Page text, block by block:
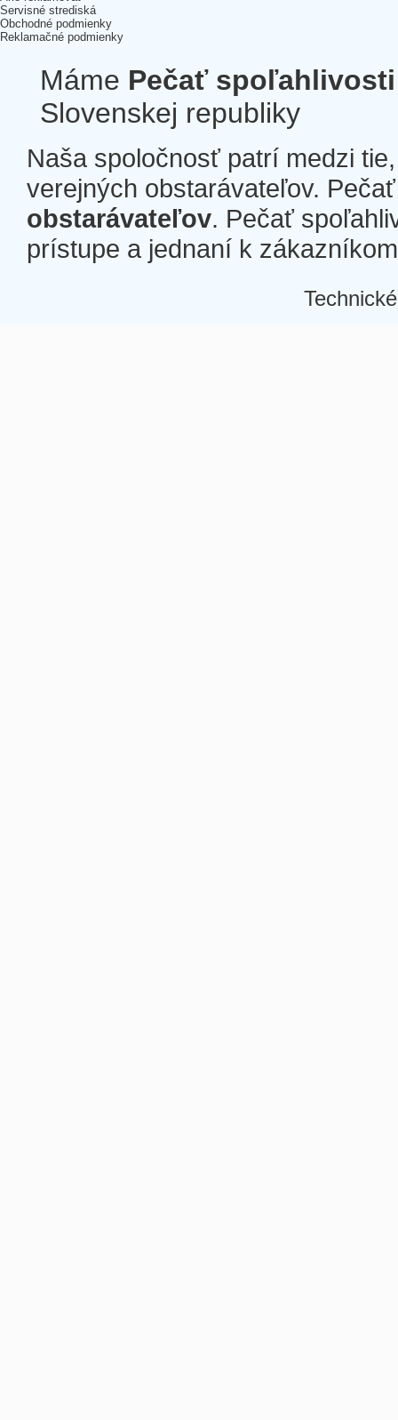
Servisné strediská
Obchodné podmienky
Reklamačné podmienky
Máme Pečať spoľahlivosti
Slovenskej republiky
Naša spoločnosť patrí medzi
verejných obstarávateľov.
obstarávateľov. Pečať
prístupe a jednaní k